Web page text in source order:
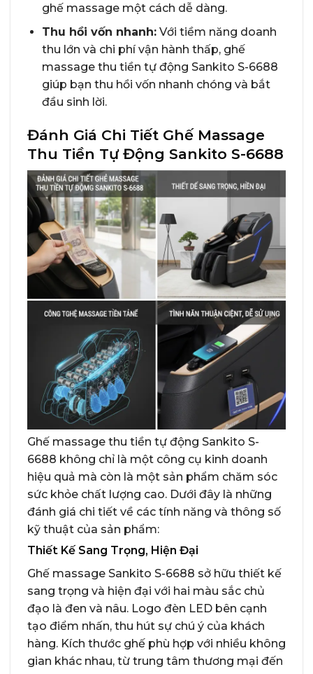
ghế massage một cách dễ dàng.
Thu hồi vốn nhanh:Với tiềm năng doanh
thu lớn và chi phí vận hành thấp, ghế
massage thu tiền tự động Sankito S-6688
giúp bạn thu hồi vốn nhanh chóng và bắt
đầu sinh lời.
Đánh Giá Chi Tiết Ghế Massage
Thu Tiền Tự Động Sankito S-6688
Ghế massage thu tiền tự động Sankito S-
6688 không chỉ là một công cụ kinh doanh
hiệu quả mà còn là một sản phẩm chăm sóc
sức khỏe chất lượng cao. Dưới đây là những
đánh giá chi tiết về các tính năng và thông số
kỹ thuật của sản phẩm:
Thiết Kế Sang Trọng, Hiện Đại
Ghế massage Sankito S-6688 sở hữu thiết kế
sang trọng và hiện đại với hai màu sắc chủ
đạo là đen và nâu. Logo đèn LED bên cạnh
tạo điểm nhấn, thu hút sự chú ý của khách
hàng. Kích thước ghế phù hợp với nhiều không
gian khác nhau, từ trung tâm thương mại đến